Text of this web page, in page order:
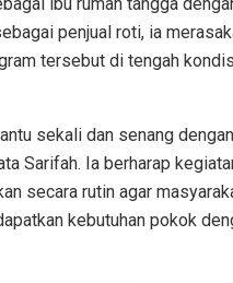
penjual roti, ia
tersebut di tengah
sekali dan senang
Sarifah. Ia berharap
secara rutin agar
kebutuhan pokok